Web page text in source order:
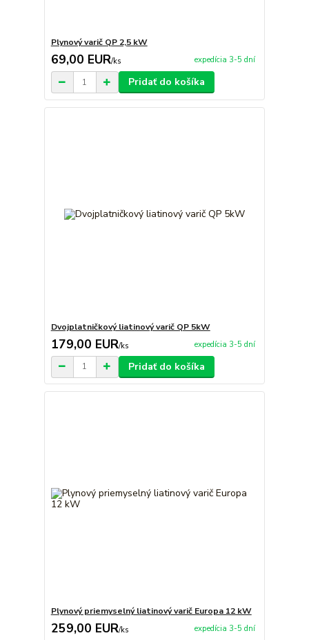
Plynový varič QP 2,5 kW
69,00 EUR/ks expedícia 3-5 dní
Pridať do košíka
Dvojplatničkový liatinový varič QP 5kW
179,00 EUR/ks expedícia 3-5 dní
Pridať do košíka
Plynový priemyselný liatinový varič Europa 12 kW
259,00 EUR/ks expedícia 3-5 dní